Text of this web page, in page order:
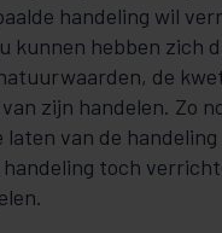
handeling wil
kunnen hebben zich
de
zijn handelen. Zo
van de
toch